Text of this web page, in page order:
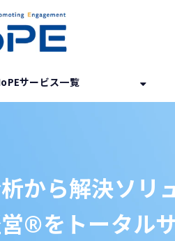
サービス一覧
から解決ソリ
®をトータル